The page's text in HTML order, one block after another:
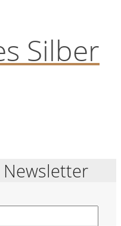
Silber
Newsletter